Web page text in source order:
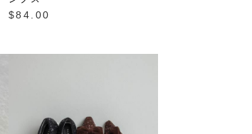
$‌84.00